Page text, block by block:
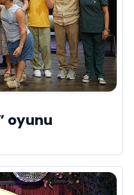
oyunu